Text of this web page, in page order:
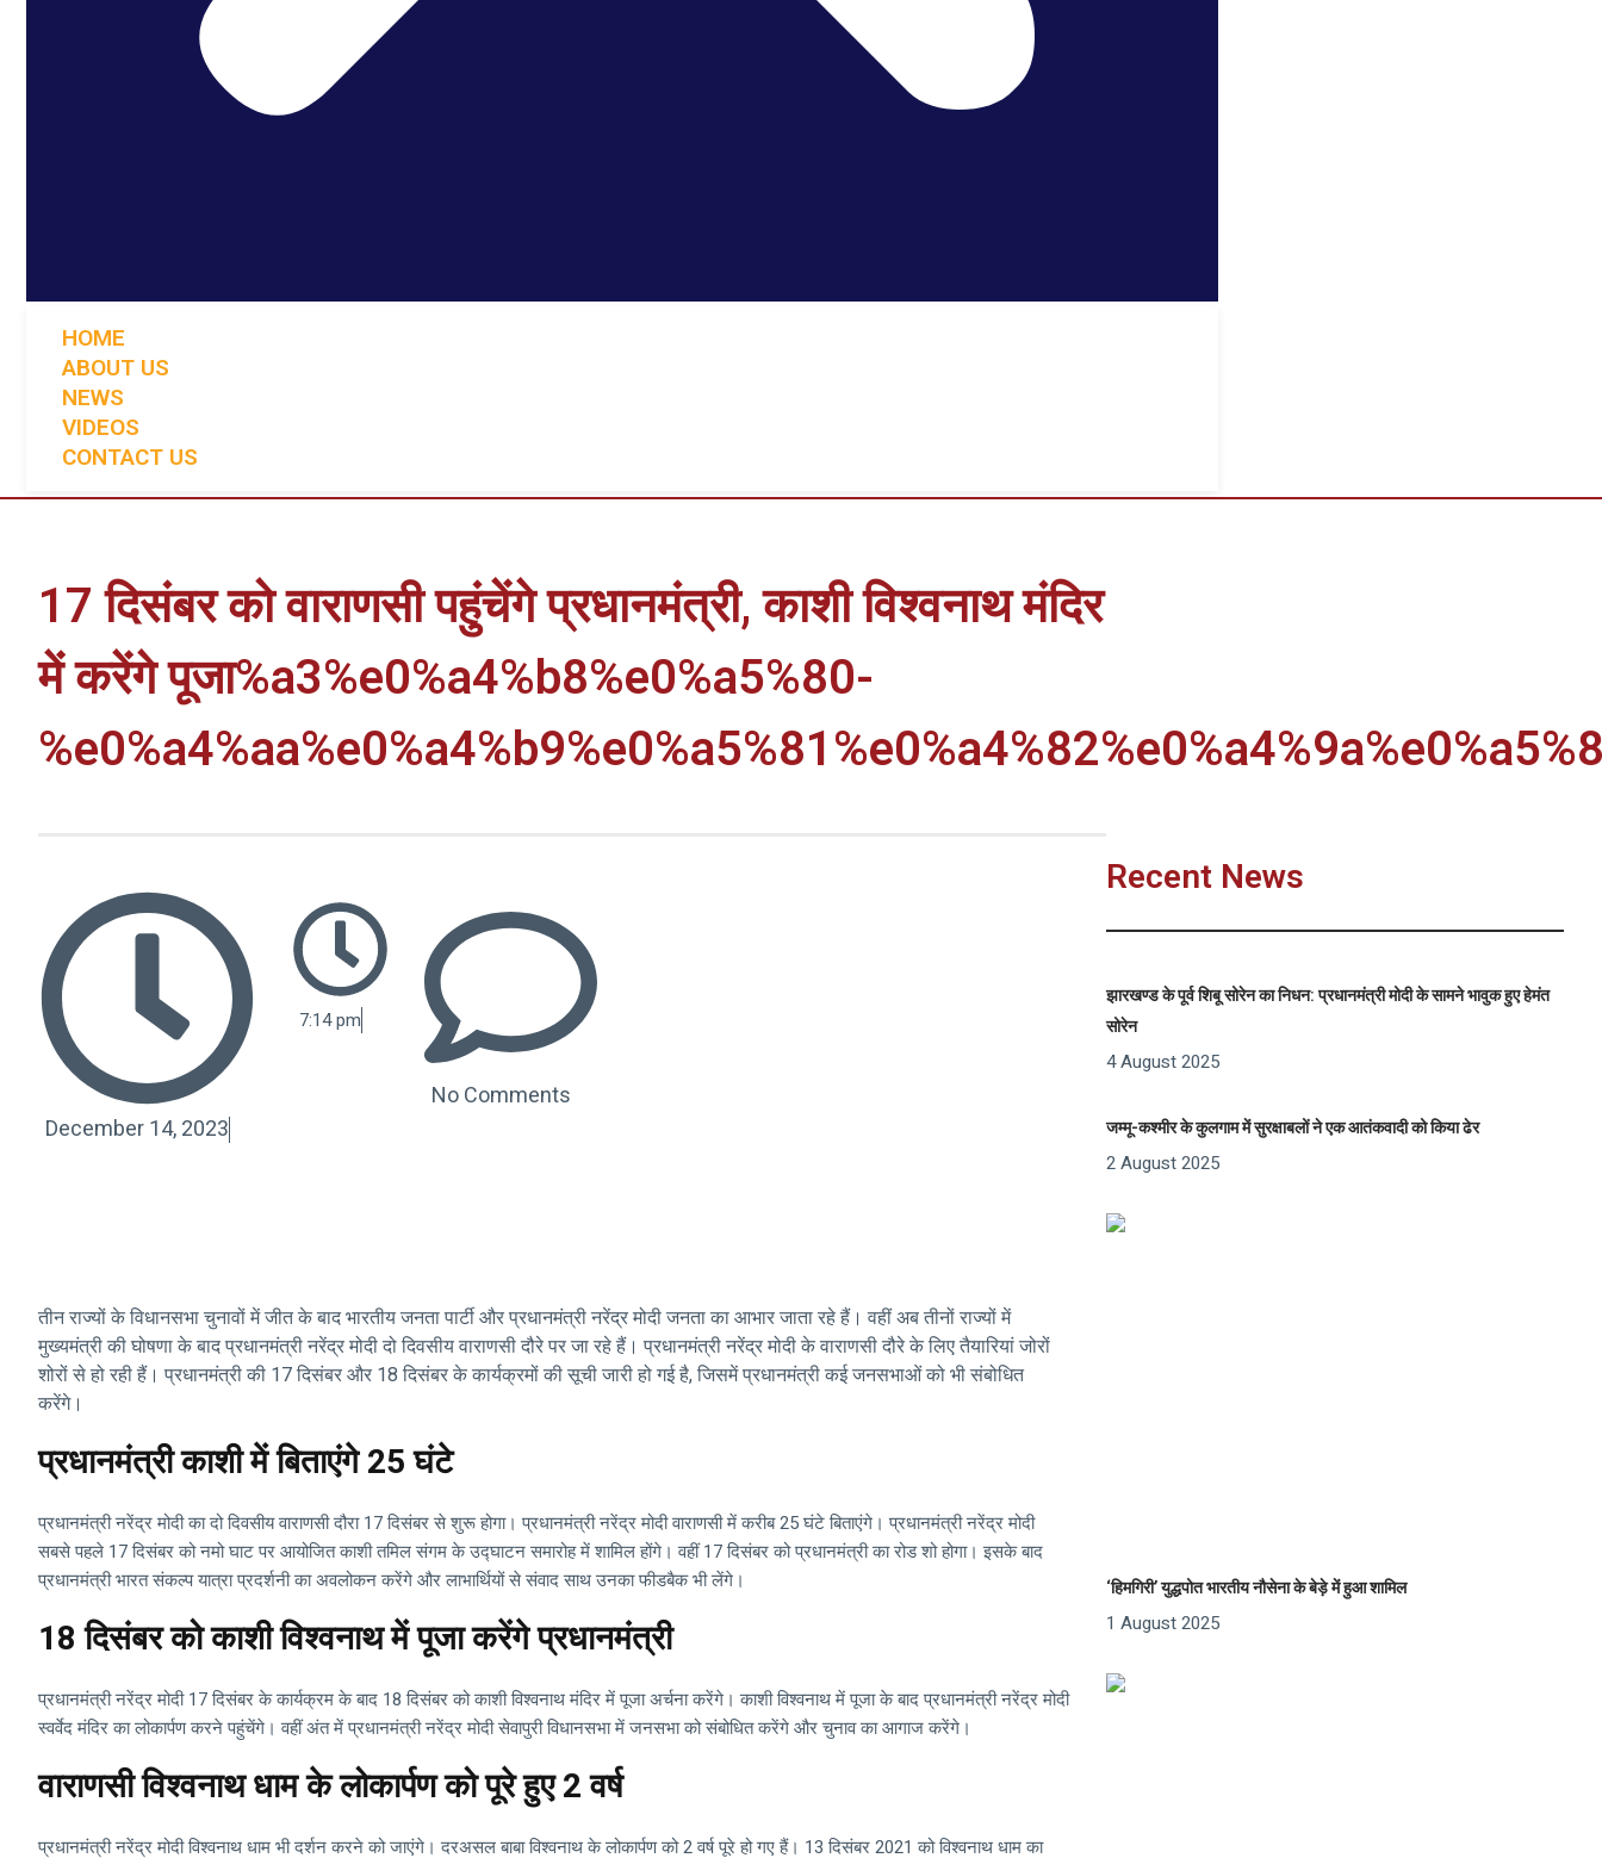
HOME
ABOUT US
NEWS
VIDEOS
CONTACT US
17 दिसंबर को वाराणसी पहुंचेंगे प्रधानमंत्री, काशी विश्वनाथ मंदिर
में करेंगे पूजा%a3%e0%a4%b8%e0%a5%80-
December 14, 2023
7:14 pm
No Comments
तीन राज्यों के विधानसभा चुनावों में जीत के बाद भारतीय जनता पार्टी और प्रधानमंत्री नरेंद्र मोदी जनता का आभार जाता रहे हैं। वहीं अब तीनों राज्यों में
मुख्यमंत्री की घोषणा के बाद प्रधानमंत्री नरेंद्र मोदी दो दिवसीय वाराणसी दौरे पर जा रहे हैं। प्रधानमंत्री नरेंद्र मोदी के वाराणसी दौरे के लिए तैयारियां जोरों
शोरों से हो रही हैं। प्रधानमंत्री की 17 दिसंबर और 18 दिसंबर के कार्यक्रमों की सूची जारी हो गई है, जिसमें प्रधानमंत्री कई जनसभाओं को भी संबोधित
करेंगे।
प्रधानमंत्री काशी में बिताएंगे 25 घंटे
प्रधानमंत्री नरेंद्र मोदी का दो दिवसीय वाराणसी दौरा 17 दिसंबर से शुरू होगा। प्रधानमंत्री नरेंद्र मोदी वाराणसी में करीब 25 घंटे बिताएंगे। प्रधानमंत्री नरेंद्र मोदी
सबसे पहले 17 दिसंबर को नमो घाट पर आयोजित काशी तमिल संगम के उद्घाटन समारोह में शामिल होंगे। वहीं 17 दिसंबर को प्रधानमंत्री का रोड शो होगा। इसके बाद
प्रधानमंत्री भारत संकल्प यात्रा प्रदर्शनी का अवलोकन करेंगे और लाभार्थियों से संवाद साथ उनका फीडबैक भी लेंगे।
18 दिसंबर को काशी विश्वनाथ में पूजा करेंगे प्रधानमंत्री
प्रधानमंत्री नरेंद्र मोदी 17 दिसंबर के कार्यक्रम के बाद 18 दिसंबर को काशी विश्वनाथ मंदिर में पूजा अर्चना करेंगे। काशी विश्वनाथ में पूजा के बाद प्रधानमंत्री नरेंद्र मोदी
स्वर्वेद मंदिर का लोकार्पण करने पहुंचेंगे। वहीं अंत में प्रधानमंत्री नरेंद्र मोदी सेवापुरी विधानसभा में जनसभा को संबोधित करेंगे और चुनाव का आगाज करेंगे।
वाराणसी विश्वनाथ धाम के लोकार्पण को पूरे हुए 2 वर्ष
प्रधानमंत्री नरेंद्र मोदी विश्वनाथ धाम भी दर्शन करने को जाएंगे। दरअसल बाबा विश्वनाथ के लोकार्पण को 2 वर्ष पूरे हो गए हैं। 13 दिसंबर 2021 को विश्वनाथ धाम का
Recent News
झारखण्ड के पूर्व शिबू सोरेन का निधन: प्रधानमंत्री मोदी के सामने भावुक हुए हेमंत
सोरेन
4 August 2025
जम्मू-कश्मीर के कुलगाम में सुरक्षाबलों ने एक आतंकवादी को किया ढेर
2 August 2025
‘हिमगिरी’ युद्धपोत भारतीय नौसेना के बेड़े में हुआ शामिल
1 August 2025